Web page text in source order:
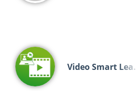
Video Smart Lea…